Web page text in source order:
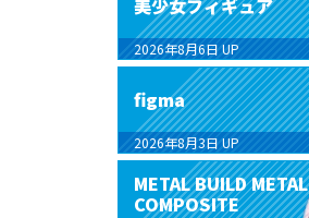
美少女フィギュア
2026年8月6日 UP
figma
2026年8月3日 UP
METAL BUILD METAL
COMPOSITE